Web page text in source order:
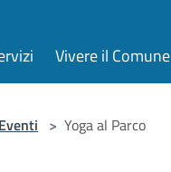
Vivere il Comune
Eventi > Yoga al Parco